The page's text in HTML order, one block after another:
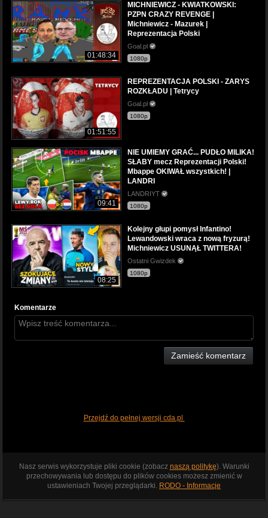
01:48:34
MICHNIEWICZ - KWIATKOWSKI:
PZPN CRAZY REVENGE |
Michniewicz - Mazurek |
Reprezentacja Polski
Goal.pl
1080p
01:51:55
REPREZENTACJA POLSKI - ZARYS
ROZKŁADU | Tetrycy
Goal.pl
1080p
09:41
NIE UMIEMY GRAĆ... PUDŁO MILIKA!
SŁABY mecz Reprezentacji Polski!
Mbappe OKIWAŁ wszystkich! |
LANDRI
LANDRIYT
1080p
08:25
Kolejny głupi pomysł Infantino!
Lewandowski wraca z nową fryzurą!
Michniewicz USUNĄŁ TWITTERA!
Ostatni Gwizdek
1080p
Komentarze
Zamieść komentarz
Przejdź do pełnej wersji cda.pl
Nasz serwis wykorzystuje pliki cookie (zobacz naszą politykę). Warunki
przechowywania lub dostępu do plików cookies możesz zmienić w
ustawieniach Twojej przeglądarki. RODO - Informacje